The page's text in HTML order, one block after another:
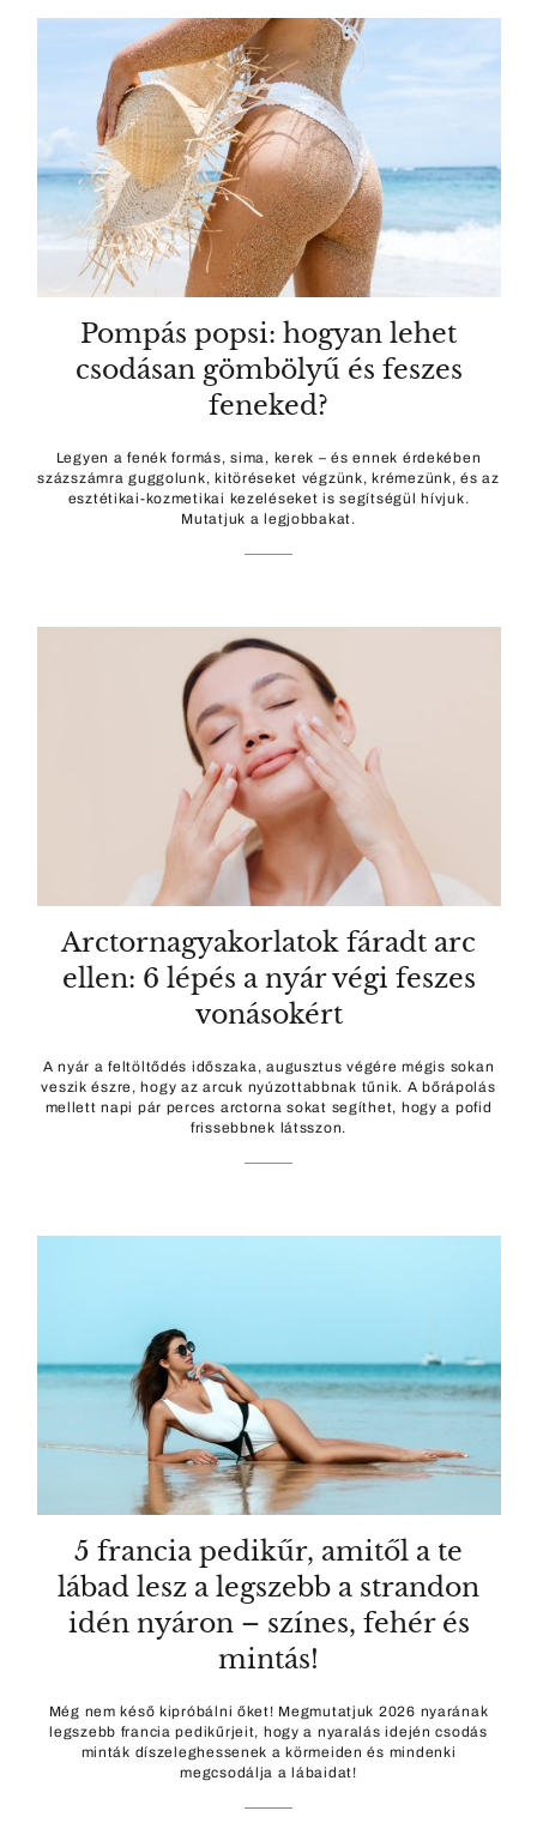
Pompás popsi: hogyan lehet
csodásan gömbölyű és feszes
feneked?
Legyen a fenék formás, sima, kerek – és ennek érdekében
százszámra guggolunk, kitöréseket végzünk, krémezünk, és az
esztétikai-kozmetikai kezeléseket is segítségül hívjuk.
Mutatjuk a legjobbakat.
Arctornagyakorlatok fáradt arc
ellen: 6 lépés a nyár végi feszes
vonásokért
A nyár a feltöltődés időszaka, augusztus végére mégis sokan
veszik észre, hogy az arcuk nyúzottabbnak tűnik. A bőrápolás
mellett napi pár perces arctorna sokat segíthet, hogy a pofid
frissebbnek látsszon.
5 francia pedikűr, amitől a te
lábad lesz a legszebb a strandon
idén nyáron – színes, fehér és
mintás!
Még nem késő kipróbálni őket! Megmutatjuk 2026 nyarának
legszebb francia pedikűrjeit, hogy a nyaralás idején csodás
minták díszeleghessenek a körmeiden és mindenki
megcsodálja a lábaidat!